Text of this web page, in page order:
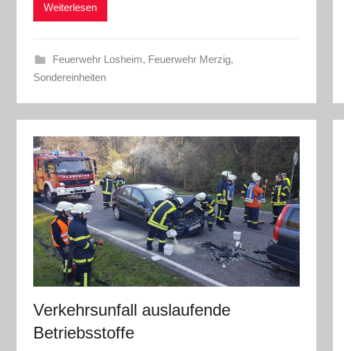
Weiterlesen
Feuerwehr Losheim, Feuerwehr Merzig,
Sondereinheiten
Verkehrsunfall auslaufende
Betriebsstoffe